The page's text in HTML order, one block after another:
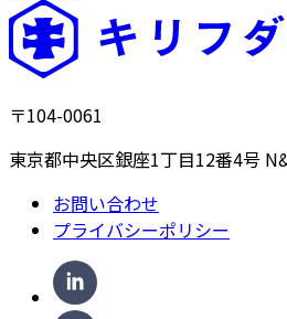
〒104-0061
東京都中央区銀座1丁目12番4号
お問い合わせ
プライバシーポリシー